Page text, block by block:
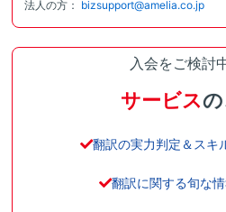
法人の方： bizsupport@amelia.co.jp
入会をご検討
サービス
翻訳の実力判定＆スキ
翻訳に関する旬な